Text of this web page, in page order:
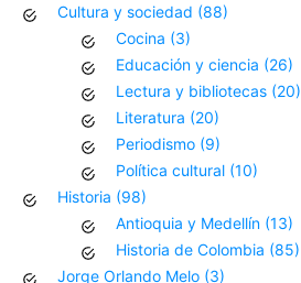
Cultura y sociedad (88)
Cocina (3)
Educación y ciencia (26)
Lectura y bibliotecas (20)
Literatura (20)
Periodismo (9)
Política cultural (10)
Historia (98)
Antioquia y Medellín (13)
Historia de Colombia (85)
Jorge Orlando Melo (3)